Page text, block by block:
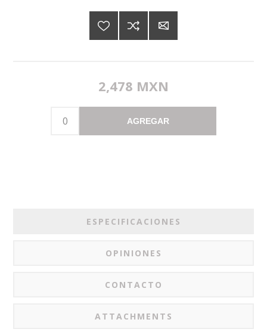
2,478 MXN
AGREGAR
ESPECIFICACIONES
OPINIONES
CONTACTO
ATTACHMENTS